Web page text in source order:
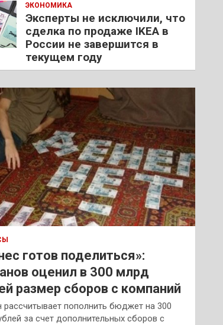
ЭКОНОМИКА
Эксперты не исключили, что
сделка по продаже IKEA в
России не завершится в
текущем году
готов поделиться»:
оценил в 300 млрд
размер сборов с компаний
пополнить бюджет на 300
за счет дополнительных сборов с